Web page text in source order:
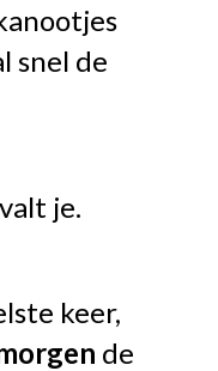
snel de
je.
keer,
de